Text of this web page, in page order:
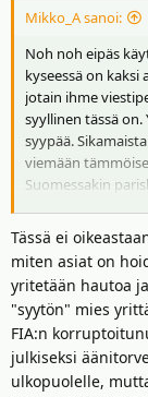
Mikko_A sanoi:
Noh noh eipäs
kyseessä on
jotain ihme
syyllinen tässä on.
syypää.
viemään
Suomessakin
kyseessä on
tai "wankeriksi"
Tässä ei
miten asiat on
yritetään hautoa
"syytön" mies
FIA:n
julkiseksi
ulkopuolelle,